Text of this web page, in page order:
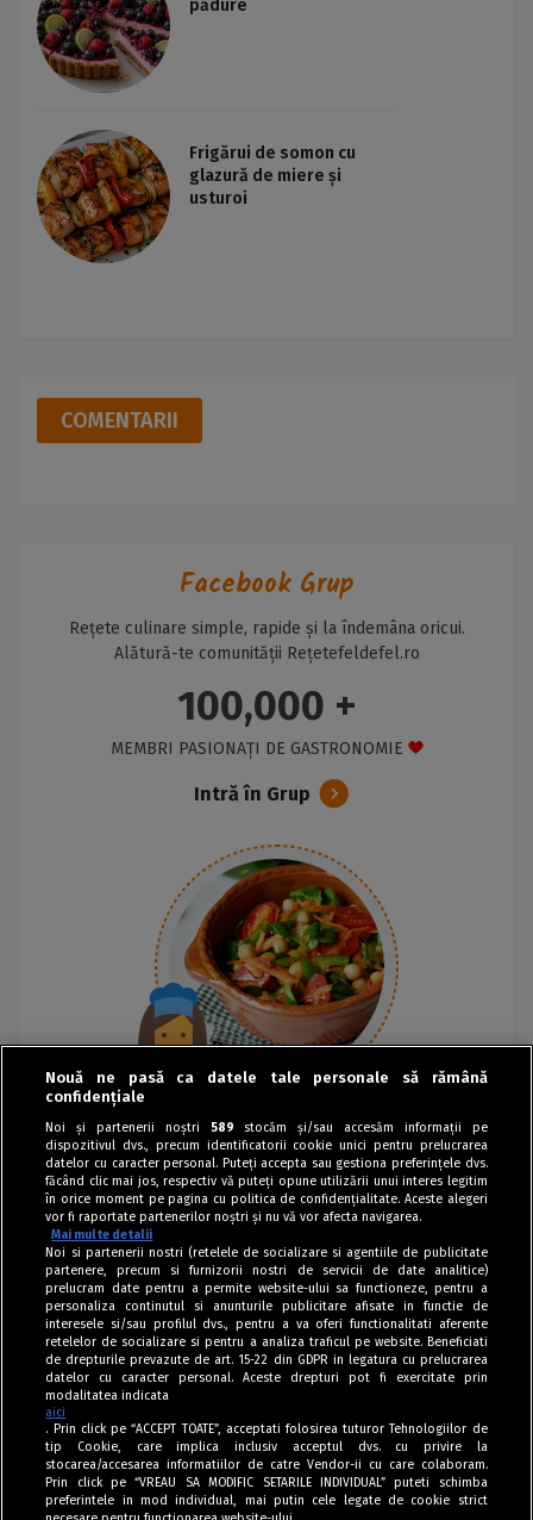
pădure
Frigărui de somon cu
glazură de miere și
usturoi
COMENTARII
Facebook Grup
Rețete culinare simple, rapide și la îndemâna oricui.
Alătură-te comunității Rețetefeldefel.ro
100,000 +
MEMBRI PASIONAȚI DE GASTRONOMIE
Intră în Grup
Tag index
Nouă ne pasă ca datele tale personale să rămână
confidențiale
Noi și partenerii noștri 589 stocăm și/sau accesăm informații pe
dispozitivul dvs., precum identificatorii cookie unici pentru prelucrarea
datelor cu caracter personal. Puteți accepta sau gestiona preferințele dvs.
făcând clic mai jos, respectiv vă puteți opune utilizării unui interes legitim
în orice moment pe pagina cu politica de confidențialitate. Aceste alegeri
vor fi raportate partenerilor noștri și nu vă vor afecta navigarea.
Mai multe detalii
Noi si partenerii nostri (retelele de socializare si agentiile de publicitate
partenere, precum si furnizorii nostri de servicii de date analitice)
prelucram date pentru a permite website-ului sa functioneze, pentru a
personaliza continutul si anunturile publicitare afisate in functie de
interesele si/sau profilul dvs., pentru a va oferi functionalitati aferente
retelelor de socializare si pentru a analiza traficul pe website. Beneficiati
de drepturile prevazute de art. 15-22 din GDPR in legatura cu prelucrarea
datelor cu caracter personal. Aceste drepturi pot fi exercitate prin
modalitatea indicata
aici
. Prin click pe “ACCEPT TOATE”, acceptati folosirea tuturor Tehnologiilor de
tip Cookie, care implica inclusiv acceptul dvs. cu privire la
stocarea/accesarea informatiilor de catre Vendor-ii cu care colaboram.
Prin click pe “VREAU SA MODIFIC SETARILE INDIVIDUAL” puteti schimba
preferintele in mod individual, mai putin cele legate de cookie strict